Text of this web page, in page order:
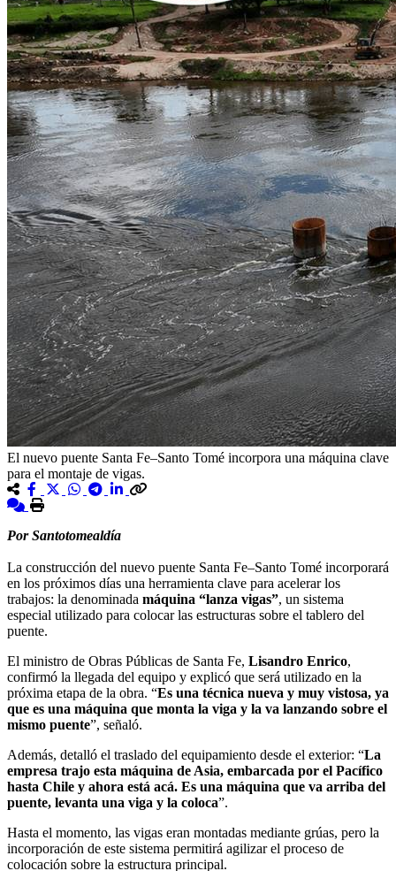
El nuevo puente Santa Fe–Santo Tomé incorpora una máquina clave
para el montaje de vigas.
Por Santotomealdía
La construcción del nuevo puente Santa Fe–Santo Tomé incorporará
en los próximos días una herramienta clave para acelerar los
trabajos: la denominada máquina “lanza vigas”, un sistema
especial utilizado para colocar las estructuras sobre el tablero del
puente.
El ministro de Obras Públicas de Santa Fe, Lisandro Enrico,
confirmó la llegada del equipo y explicó que será utilizado en la
próxima etapa de la obra. “Es una técnica nueva y muy vistosa, ya
que es una máquina que monta la viga y la va lanzando sobre el
mismo puente”, señaló.
Además, detalló el traslado del equipamiento desde el exterior: “La
empresa trajo esta máquina de Asia, embarcada por el Pacífico
hasta Chile y ahora está acá. Es una máquina que va arriba del
puente, levanta una viga y la coloca”.
Hasta el momento, las vigas eran montadas mediante grúas, pero la
incorporación de este sistema permitirá agilizar el proceso de
colocación sobre la estructura principal.